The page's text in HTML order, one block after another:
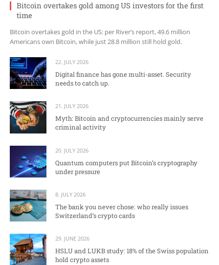
Bitcoin overtakes gold among US investors for the first
time
Bitcoin overtakes gold in the US: per River’s report, 49.6 million
Americans own Bitcoin, while just 28.8 million still hold gold.
22. JULY 2026
Digital finance has gone multi-asset. Security
needs to catch up.
21. JULY 2026
Myth: Bitcoin and cryptocurrencies mainly serve
criminal activity
20. JULY 2026
Quantum computers put Bitcoin’s cryptography
under pressure
8. JULY 2026
The bank you never chose: who really issues
Switzerland’s crypto cards
29. JUNE 2026
HSLU and LUKB study: 18% of the Swiss population
hold crypto assets